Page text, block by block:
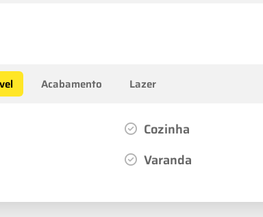
Acabamento Lazer
Cozinha
Varanda